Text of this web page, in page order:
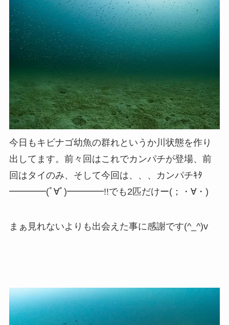
今日もキビナゴ幼魚の群れというか川状態を作り
出してます。前々回はこれでカンパチが登場、前
回はタイのみ、そして今回は、、、カンパチｷﾀ
━━━━(ﾟ∀ﾟ)━━━━!!でも2匹だけー(；・∀・)
まぁ見れないよりも出会えた事に感謝です(^_^)v